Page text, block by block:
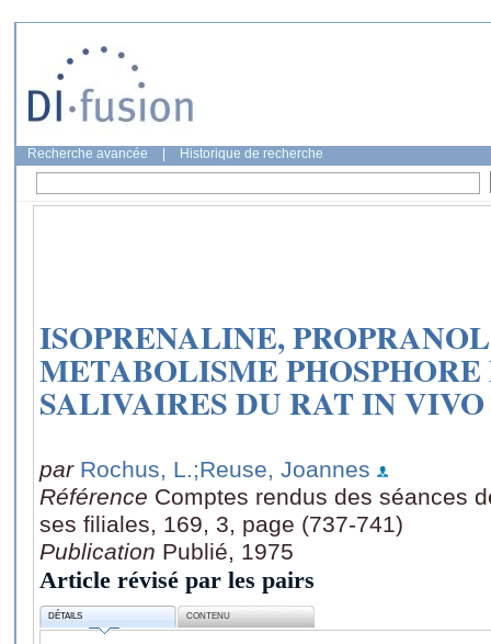
Recherche avancée Historique de recherche
ISOPRENALINE,
METABOLISME
SALIVAIRES DU RAT IN VIVO
par Rochus, L.;Reuse, Joannes
Référence Comptes rendus des séances
ses filiales, 169, 3, page (737-741)
Publication Publié, 1975
Article révisé par les pairs
DÉTAILS CONTENU